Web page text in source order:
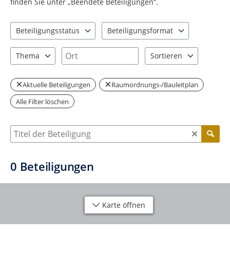
Beteiligungsstatus
Beteiligungsformat
Thema
Ort
Sortieren
Aktuelle Beteiligungen
Raumordnungs-/Bauleitplan
Alle Filter löschen
Suche nach Beteiligung
0 Beteiligungen
Karte öffnen